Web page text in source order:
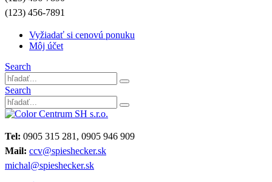
(123) 456-7891
Vyžiadať si cenovú ponuku
Môj účet
Search
Search
Tel: 0905 315 281, 0905 946 909
Mail: ccv@spieshecker.sk
michal@spieshecker.sk